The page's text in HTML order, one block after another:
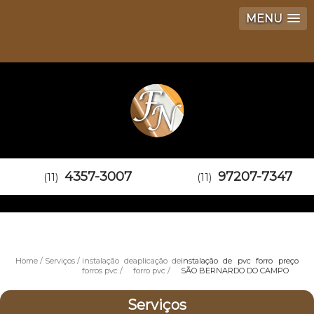
MENU
(11) 4357-3007 (11) 97207-7347
Home Serviços
instalação de
forros pvc
aplicação de
forro pvc
instalação de pvc forro preço
SÃO BERNARDO DO CAMPO
Serviços